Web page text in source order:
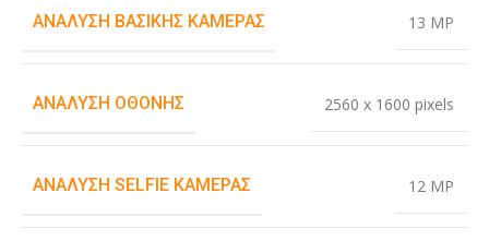
ΑΝΆΛΥΣΗ ΒΑΣΙΚΉΣ ΚΆΜΕΡΑΣ 13 MP
ΑΝΆΛΥΣΗ ΟΘΌΝΗΣ 2560 x 1600 pixels
ΑΝΆΛΥΣΗ SELFIE ΚΆΜΕΡΑΣ 12 MP